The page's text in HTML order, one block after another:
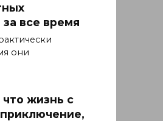
все время
они
жизнь с